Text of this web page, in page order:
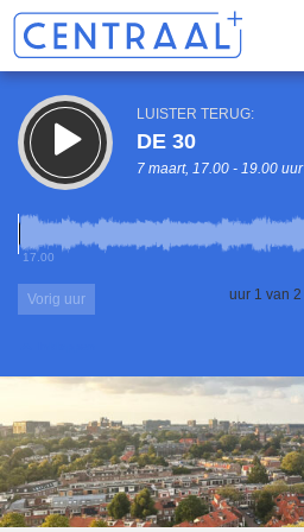
LUISTER TERUG:
DE 30
7 maart, 17.00 - 19.00 uur
17.00
Vorig uur uur 1 van 2